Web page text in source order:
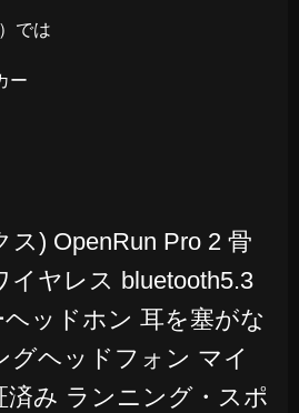
では
ー
ス) OpenRun Pro 2 骨
イヤレス bluetooth5.3
ッドホン 耳を塞がな
グヘッドフォン マイ
済み ランニング・スポ